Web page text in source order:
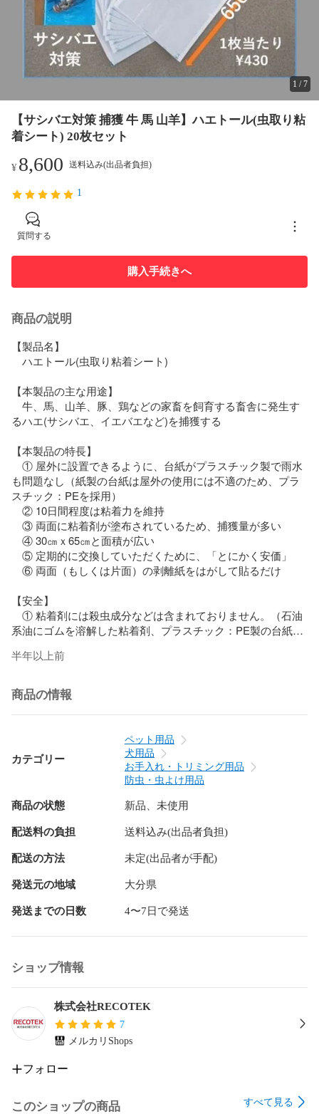
1 /7
【サシバエ対策 捕獲 牛 馬 山羊】ハエトール(虫取り粘
着シート) 20枚セット
¥8,600 送料込み(出品者負担)
1
質問する
購入手続きへ
商品の説明
【製品名】
ハエトール(虫取り粘着シート)
【本製品の主な用途】
牛、馬、山羊、豚、鶏などの家畜を飼育する畜舎に発生す
るハエ(サシバエ、イエバエなど)を捕獲する
【本製品の特長】
① 屋外に設置できるように、台紙がプラスチック製で雨水
も問題なし（紙製の台紙は屋外の使用には不適のため、プラ
スチック：PEを採用）
② 10日間程度は粘着力を維持
③ 両面に粘着剤が塗布されているため、捕獲量が多い
④ 30㎝ｘ65㎝と面積が広い
⑤ 定期的に交換していただくために、「とにかく安価」
⑥ 両面（もしくは片面）の剥離紙をはがして貼るだけ
【安全】
① 粘着剤には殺虫成分などは含まれておりません。（石油
系油にゴムを溶解した粘着剤、プラスチック：PE製の台紙を
② 保管の際や設置した際は子供やペットが触らないように
【使用】
ハエトール単体または専用フレームと共に使用します。
【組立(専用フレーム使用時)】
① 門型のアルミフレームを組み立てます。（別途説明書あ
面テープやクリップなどで要固定のこと）
＊剥離紙を剥がす際や交換する際は、粘着剤が体や髪につ
かないように、十分注意しながら作業を行ってください。
【設置(専用フレーム使用時)】
① ブロックなどを準備し、フレームをブロックの穴を利用
てフレームが動かないように固定することをお勧めします。
＊牛舎と草むら（山など）の中間あたりに設置してくださ
い。
【交換】
① 交換頻度の目安は3～7日程度をお勧めします。捕獲量を
確認しながら適宜交換してください。
【その他】
設定枚数、設定台数以上の購入や問い合わせにつきまして
い。
半年以上前
商品の情報
カテゴリー
ペット用品
犬用品
お手入れ・トリミング用品
防虫・虫よけ用品
商品の状態 新品、未使用
配送料の負担 送料込み(出品者負担)
配送の方法 未定(出品者が手配)
発送元の地域 大分県
発送までの日数 4〜7日で発送
ショップ情報
株式会社RECOTEK
7
メルカリShops
フォロー
このショップの商品 すべて見る